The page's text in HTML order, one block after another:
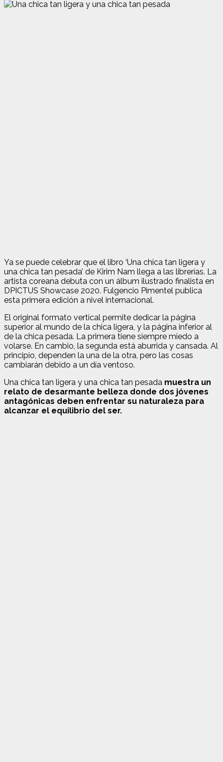
Ya se puede celebrar que el libro ‘Una chica tan ligera y
una chica tan pesada’ de Kirim Nam llega a las librerías. La
artista coreana debuta con un álbum ilustrado finalista en
DPICTUS Showcase 2020. Fulgencio Pimentel publica
esta primera edición a nivel internacional.
El original formato vertical permite dedicar la página
superior al mundo de la chica ligera, y la página inferior al
de la chica pesada. La primera tiene siempre miedo a
volarse. En cambio, la segunda está aburrida y cansada. Al
principio, dependen la una de la otra, pero las cosas
cambiarán debido a un día ventoso.
Una chica tan ligera y una chica tan pesada muestra un
relato de desarmante belleza donde dos jóvenes
antagónicas deben enfrentar su naturaleza para
alcanzar el equilibrio del ser.